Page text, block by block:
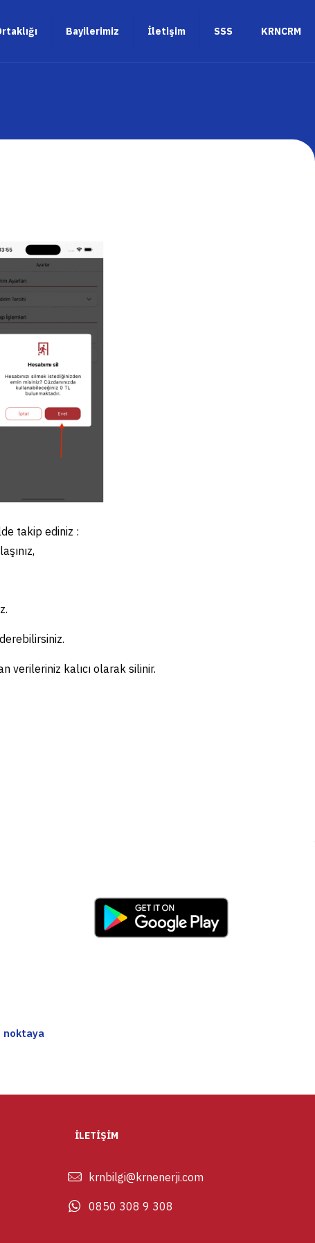
Bayilerimiz İletişim SSS KRNCRM
takip ediniz :
verileriniz kalıcı olarak silinir.
noktaya
İLETİŞİM
krnbilgi@krnenerji.com
0850 308 9 308